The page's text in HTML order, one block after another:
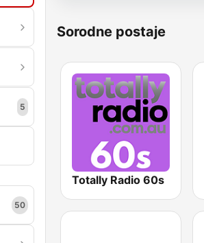
5
50
Sorodne postaje
Totally Radio 60s